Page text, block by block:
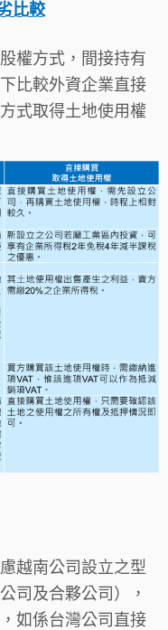
比較
權方式，間接持有
比較外資企業直接
式取得土地使用權
越南公司設立之型
司及合夥公司），
如係台灣公司直接